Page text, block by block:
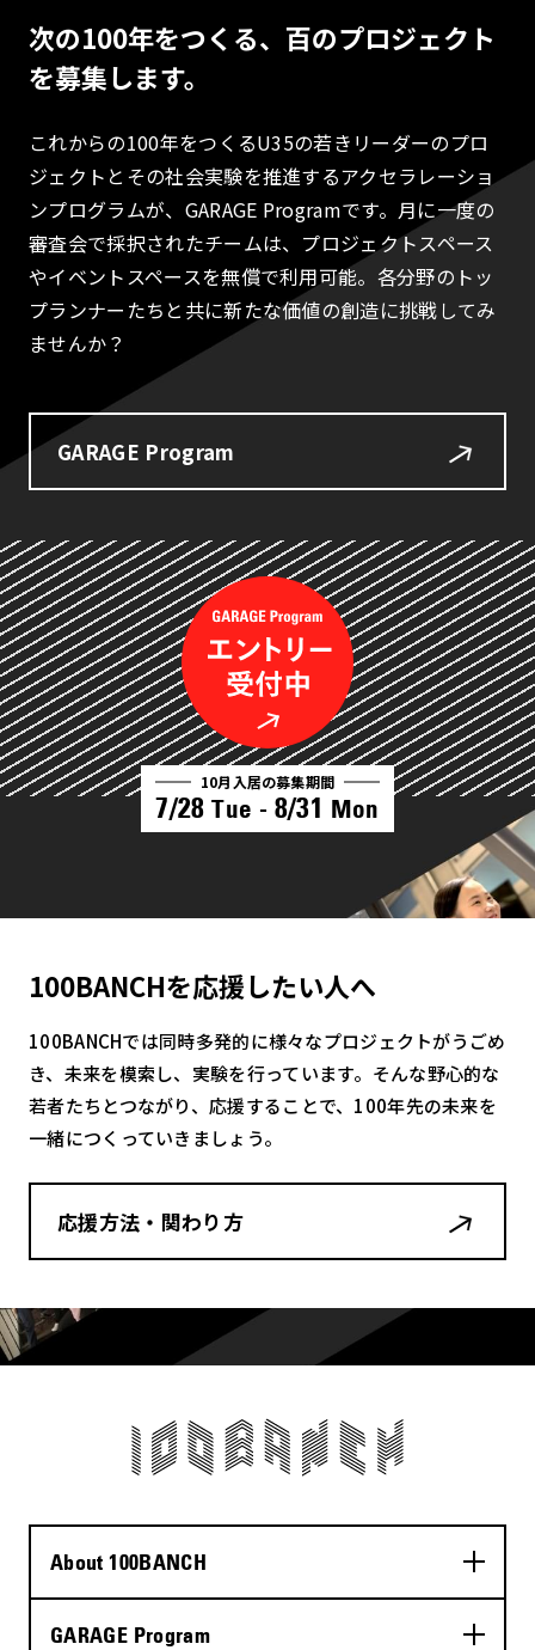
次の100年をつくる、百のプロジェクト
を募集します。
これからの100年をつくるU35の若きリーダーのプロ
ジェクトとその社会実験を推進するアクセラレーショ
ンプログラムが、GARAGE Programです。月に一度の
審査会で採択されたチームは、プロジェクトスペース
やイベントスペースを無償で利用可能。各分野のトッ
プランナーたちと共に新たな価値の創造に挑戦してみ
ませんか？
GARAGE Program
10月入居の募集期間
7/28 Tue - 8/31 Mon
100BANCHを応援したい人へ
100BANCHでは同時多発的に様々なプロジェクトがうごめ
き、未来を模索し、実験を行っています。そんな野心的な
若者たちとつながり、応援することで、100年先の未来を
一緒につくっていきましょう。
応援方法・関わり方
About 100BANCH
GARAGE Program